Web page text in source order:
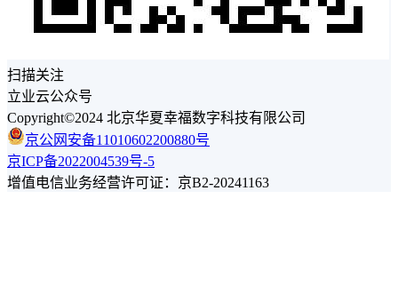
扫描关注
立业云公众号
Copyright©2024 北京华夏幸福数字科技有限公司
京公网安备11010602200880号
京ICP备2022004539号-5
增值电信业务经营许可证：京B2-20241163